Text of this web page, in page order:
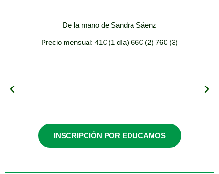
De la mano de Sandra Sáenz
Precio mensual: 41€ (1 día) 66€ (2) 76€ (3)
Turno 1 (Adultos)
Lunes y martes /
INSCRIPCIÓN POR EDUCAMOS